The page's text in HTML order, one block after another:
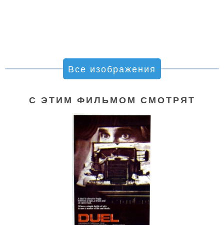
Все изображения
С ЭТИМ ФИЛЬМОМ СМОТРЯТ